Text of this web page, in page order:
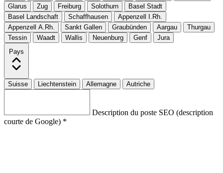
Glarus
Zug Freiburg Solothurn
Basel Stadt
Basel Landschaft
Schaffhausen
Appenzell I.Rh.
Appenzell A.Rh.
Sankt Gallen Graubünden Aargau
Thurgau
Tessin
Waadt Wallis Neuenburg Genf
Jura
Pays
Suisse Liechtenstein Allemagne Autriche
Description du poste SEO (description
courte de Google) *